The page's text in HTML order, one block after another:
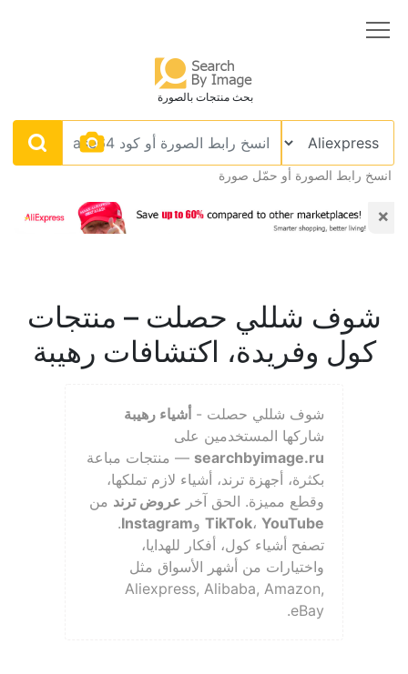
بحث منتجات بالصورة
انسخ رابط الصورة أو حمّل صورة
×
شوف شللي حصلت – منتجات
كول وفريدة، اكتشافات رهيبة
شوف شللي حصلت - أشياء رهيبة
شاركها المستخدمين على
searchbyimage.ru — منتجات مباعة
بكثرة، أجهزة ترند، أشياء لازم تملكها،
وقطع مميزة. الحق آخر عروض ترند من
TikTok، YouTube وInstagram
.
تصفح أشياء كول، أفكار للهدايا،
واختيارات من أشهر الأسواق مثل
Aliexpress, Alibaba, Amazon,
eBay.